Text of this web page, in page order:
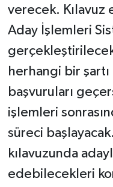
verecek.
Aday İşlemleri
herhangi bir şartı
başvuruları
işlemleri
süreci
kılavuzunda
edebilecekleri